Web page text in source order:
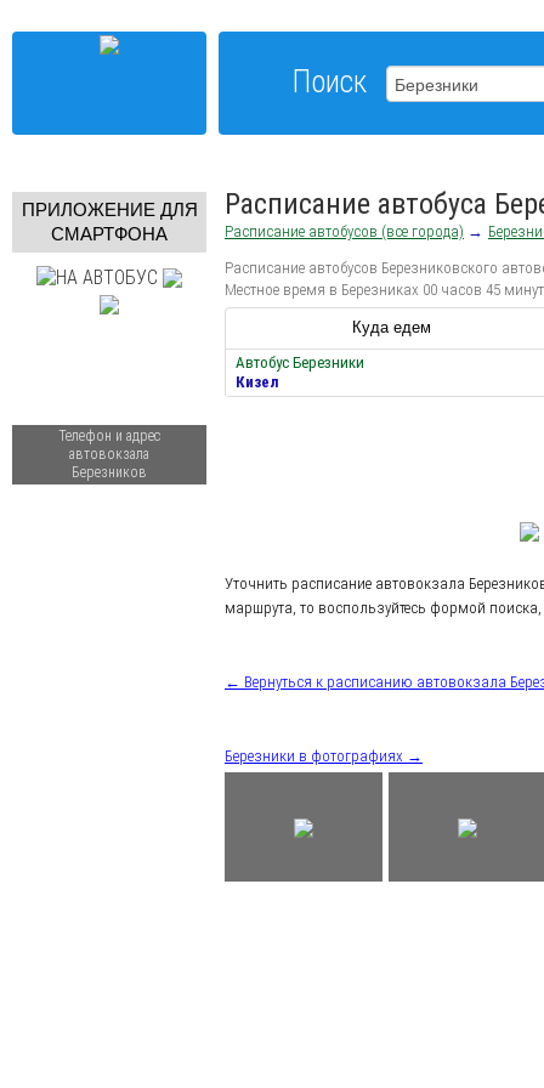
Поиск
ПРИЛОЖЕНИЕ ДЛЯ
СМАРТФОНА
Телефон и адрес
автовокзала
Березников
Расписание автобуса
Расписание автобусов (все города) →
Расписание автобусов Березниковского
Местное время в Березниках 00 часов 45
Куда едем
Автобус Березники
Кизел
Уточнить расписание автовокзала
маршрута, то воспользуйтесь формой
← Вернуться к расписанию автовокзала
Березники в фотографиях →